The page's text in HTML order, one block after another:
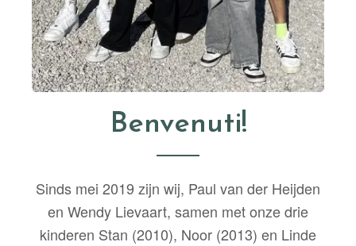
Benvenuti!
Sinds mei 2019 zijn wij, Paul van der Heijden
en Wendy Lievaart, samen met onze drie
kinderen Stan (2010), Noor (2013) en Linde